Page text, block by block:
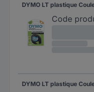
Code